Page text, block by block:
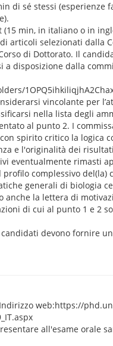
di sé stessi (esperienze
(15 min, in italiano o in
articoli selezionati dalla
di Dottorato. Il
disposizione dalla
vincolante per
nella lista degli
al punto 2. I
spirito critico la logica
e l'originalità dei
eventualmente rimasti
complessivo del(la)
generali di biologia
anche la lettera di
di cui al punto 1 e 2
devono fornire
web:https://
all'esame orale